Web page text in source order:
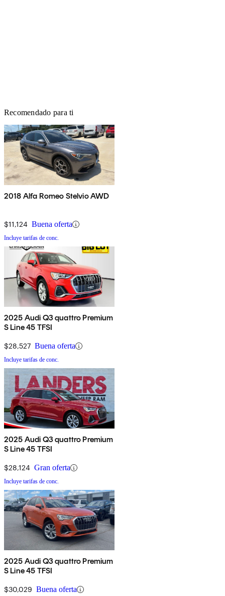
Recomendado para ti
2018 Alfa Romeo Stelvio AWD
$11,124 Buena oferta
Incluye tarifas de conc.
2025 Audi Q3 quattro Premium
S Line 45 TFSI
$28,527 Buena oferta
Incluye tarifas de conc.
2025 Audi Q3 quattro Premium
S Line 45 TFSI
$28,124 Gran oferta
Incluye tarifas de conc.
2025 Audi Q3 quattro Premium
S Line 45 TFSI
$30,029 Buena oferta